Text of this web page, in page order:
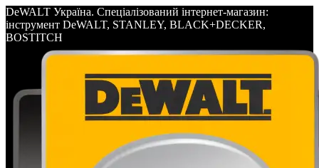
DeWALT Україна. Спеціалізований інтернет-магазин:
інструмент DeWALT, STANLEY, BLACK+DECKER,
BOSTITCH